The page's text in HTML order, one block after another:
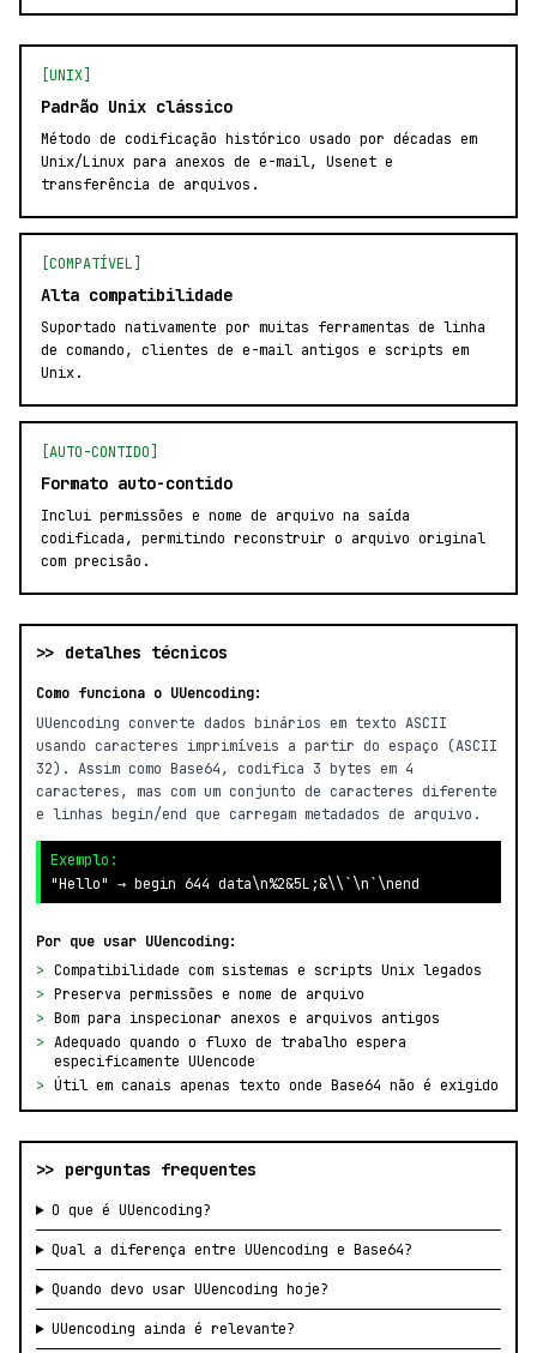
[UNIX]
Padrão Unix clássico
Método de codificação histórico usado por décadas em
Unix/Linux para anexos de e-mail, Usenet e
transferência de arquivos.
[COMPATÍVEL]
Alta compatibilidade
Suportado nativamente por muitas ferramentas de linha
de comando, clientes de e-mail antigos e scripts em
Unix.
[AUTO-CONTIDO]
Formato auto-contido
Inclui permissões e nome de arquivo na saída
codificada, permitindo reconstruir o arquivo original
com precisão.
>> detalhes técnicos
Como funciona o UUencoding:
UUencoding converte dados binários em texto ASCII
usando caracteres imprimíveis a partir do espaço (ASCII
32). Assim como Base64, codifica 3 bytes em 4
caracteres, mas com um conjunto de caracteres diferente
e linhas begin/end que carregam metadados de arquivo.
Exemplo:
"Hello" → begin 644 data\n%2&5L;&\\`\n`\nend
Por que usar UUencoding:
> Compatibilidade com sistemas e scripts Unix legados
> Preserva permissões e nome de arquivo
> Bom para inspecionar anexos e arquivos antigos
> Adequado quando o fluxo de trabalho espera
especificamente UUencode
> Útil em canais apenas texto onde Base64 não é exigido
>> perguntas frequentes
O que é UUencoding?
Qual a diferença entre UUencoding e Base64?
Quando devo usar UUencoding hoje?
UUencoding ainda é relevante?